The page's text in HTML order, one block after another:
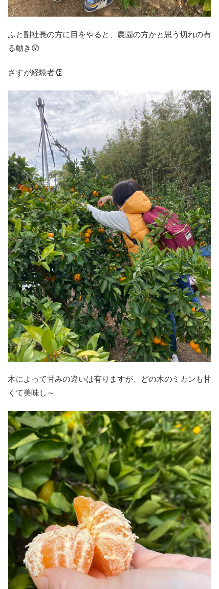
ふと副社長の方に目をやると、農園の方かと思う切れの有
る動き😲
さすが経験者👏
木によって甘みの違いは有りますが、どの木のミカンも甘
くて美味し～